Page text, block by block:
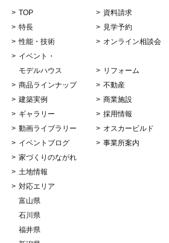
TOP
特長
性能・技術
イベント・
モデルハウス
商品ラインナップ
建築実例
ギャラリー
動画ライブラリー
イベントブログ
家づくりのながれ
土地情報
対応エリア
富山県
石川県
福井県
資料請求
見学予約
オンライン相談会
リフォーム
不動産
商業施設
採用情報
オスカービルド
事業所案内